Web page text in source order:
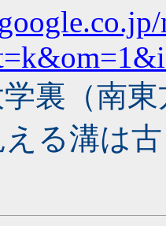
裏（南
る溝は